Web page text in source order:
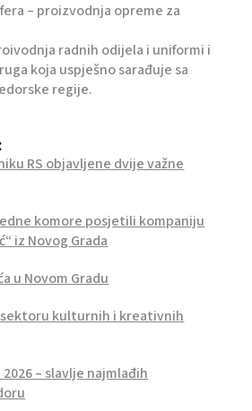
– proizvodnja opreme za
radnih odijela i uniformi i
koja uspješno sarađuje sa
regije.
RS objavljene dvije važne
komore posjetili kompaniju
iz Novog Grada
u Novom Gradu
kulturnih i kreativnih
– slavlje najmlađih